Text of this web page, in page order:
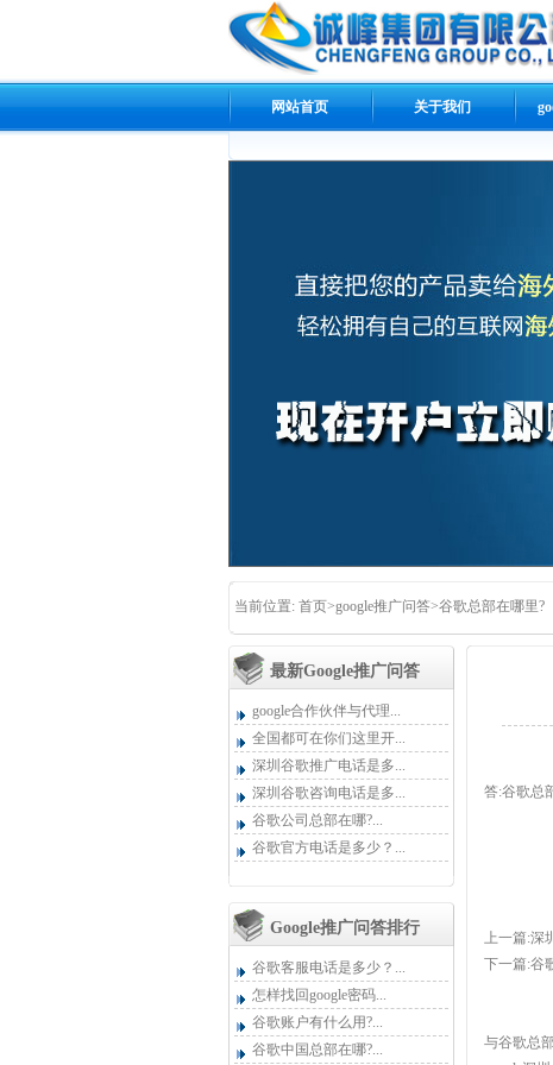
网站首页 关于我们
当前位置: 首页>google推广问答>谷歌总部在哪里?
最新google推广问答
google合作伙伴与代理...
全国都可在你们这里开...
深圳谷歌推广电话是多...
深圳谷歌咨询电话是多...
谷歌公司总部在哪?...
谷歌官方电话是多少？...
Google推广问答排行
谷歌客服电话是多少？...
怎样找回google密码...
谷歌账户有什么用?...
谷歌中国总部在哪?...
答:谷歌总
上一篇:深
下一篇:谷
与谷歌总